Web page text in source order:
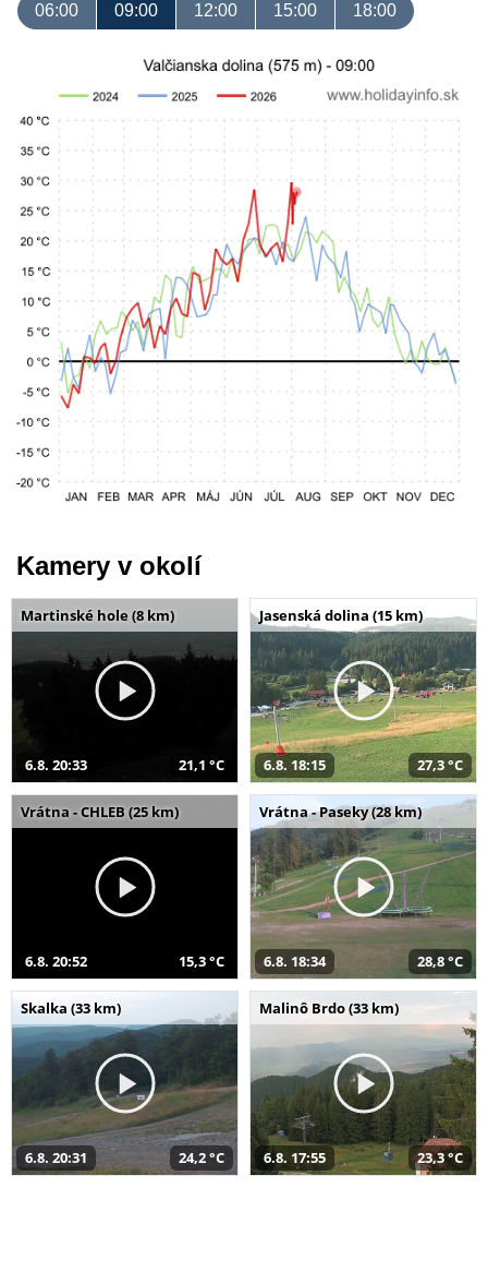
06:00 09:00 12:00 15:00 18:00
Kamery v okolí
Martinské hole (8 km)
6.8. 20:33 21,1 °C
Jasenská dolina (15 km)
6.8. 18:15 27,3 °C
Vrátna - CHLEB (25 km)
6.8. 20:52 15,3 °C
Vrátna - Paseky (28 km)
6.8. 18:34 28,8 °C
Skalka (33 km)
6.8. 20:31 24,2 °C
Malinô Brdo (33 km)
6.8. 17:55 23,3 °C